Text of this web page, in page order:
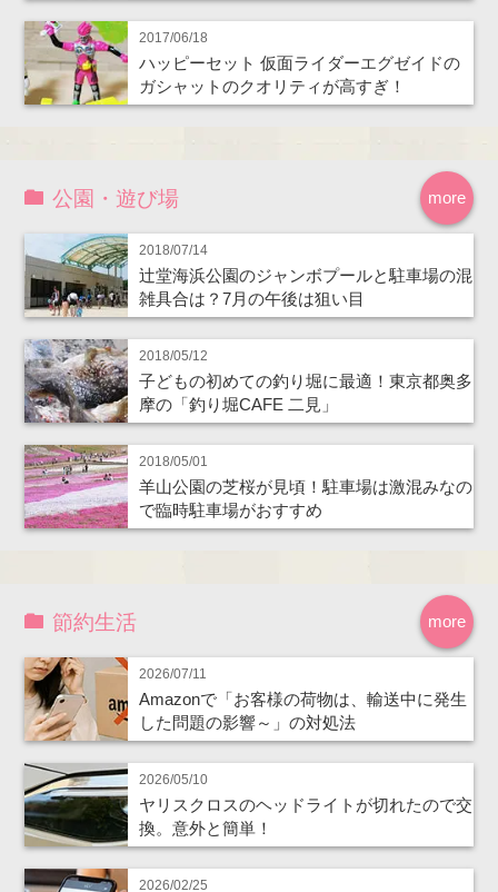
2017/06/18
ハッピーセット 仮面ライダーエグゼイドの
ガシャットのクオリティが高すぎ！
more
公園・遊び場
2018/07/14
辻堂海浜公園のジャンボプールと駐車場の混
雑具合は？7月の午後は狙い目
2018/05/12
子どもの初めての釣り堀に最適！東京都奥多
摩の「釣り堀CAFE 二見」
2018/05/01
羊山公園の芝桜が見頃！駐車場は激混みなの
で臨時駐車場がおすすめ
more
節約生活
2026/07/11
Amazonで「お客様の荷物は、輸送中に発生
した問題の影響～」の対処法
2026/05/10
ヤリスクロスのヘッドライトが切れたので交
換。意外と簡単！
2026/02/25